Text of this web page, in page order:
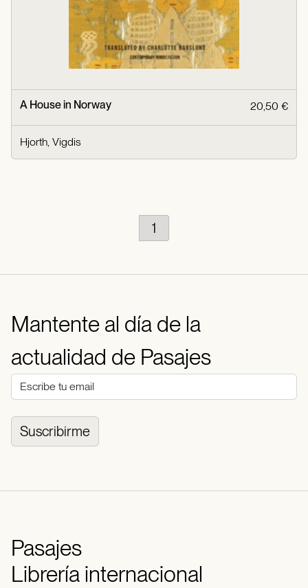
A House in Norway 20,50 €
Hjorth, Vigdis
1
Mantente al día de la
actualidad de Pasajes
Suscribirme
Pasajes
Librería internacional